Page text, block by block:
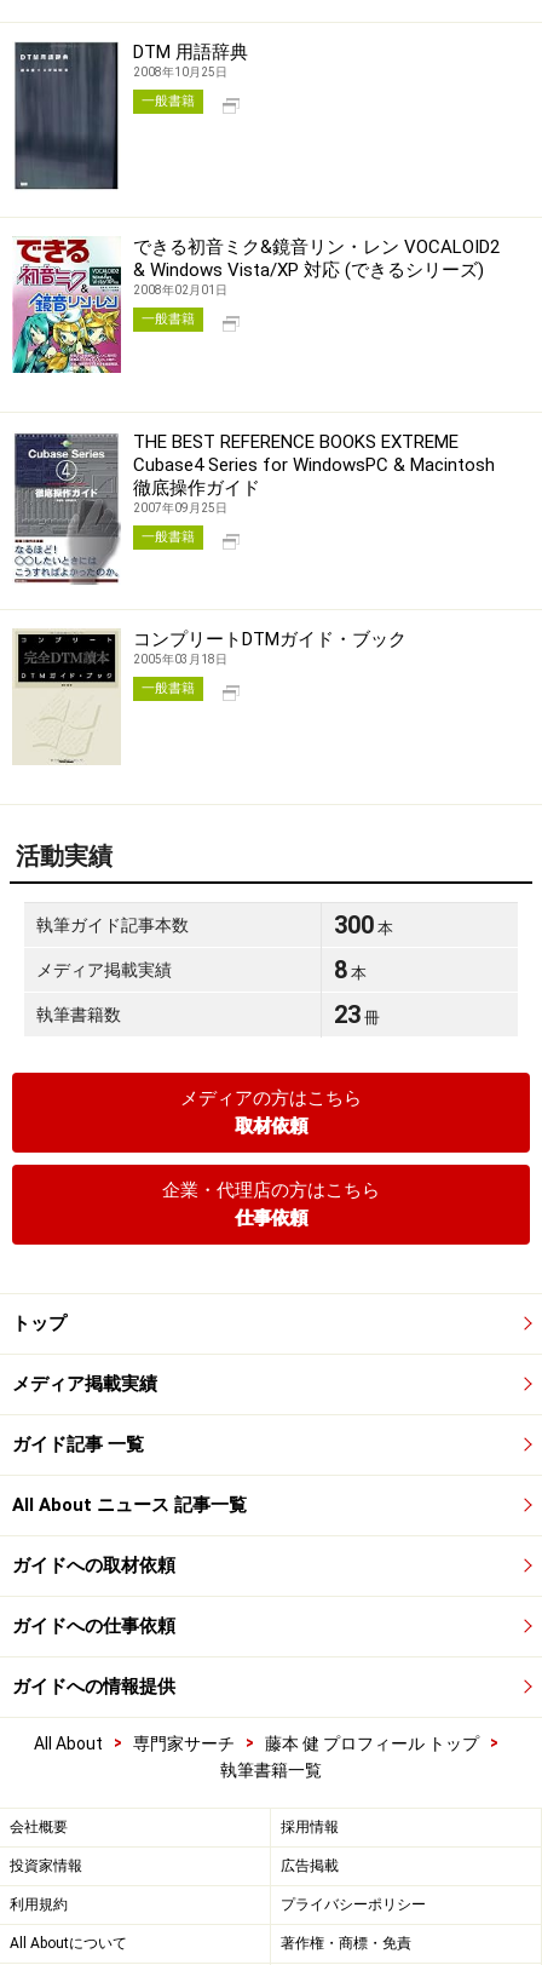
DTM 用語辞典
2008年10月25日
一般書籍
できる初音ミク&鏡音リン・レン VOCALOID2
& Windows Vista/XP 対応 (できるシリーズ)
2008年02月01日
一般書籍
THE BEST REFERENCE BOOKS EXTREME
Cubase4 Series for WindowsPC & Macintosh
徹底操作ガイド
2007年09月25日
一般書籍
コンプリートDTMガイド・ブック
2005年03月18日
一般書籍
活動実績
執筆ガイド記事本数 300 本
メディア掲載実績 8 本
執筆書籍数 23 冊
メディアの方はこちら
取材依頼
企業・代理店の方はこちら
仕事依頼
トップ
メディア掲載実績
ガイド記事 一覧
All About ニュース 記事一覧
ガイドへの取材依頼
ガイドへの仕事依頼
ガイドへの情報提供
All About > 専門家サーチ > 藤本 健 プロフィール トップ
>
執筆書籍一覧
会社概要 採用情報
投資家情報 広告掲載
利用規約 プライバシーポリシー
All Aboutについて 著作権・商標・免責